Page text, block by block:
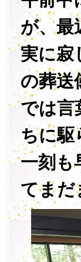
が、最
実に寂
の葬送
では言
ちに駆
一刻も
てまだ